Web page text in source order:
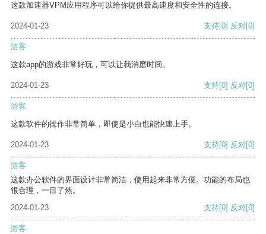
这款加速器VPM应用程序可以给你提供最高速度和安全性的连接。
2024-01-23 支持[0] 反对[0]
游客
这款app的游戏非常好玩，可以让我消磨时间。
2024-01-23 支持[0] 反对[0]
游客
这款软件的操作非常简单，即使是小白也能快速上手。
2024-01-23 支持[0] 反对[0]
游客
这款办公软件的界面设计非常简洁，使用起来非常方便。功能的布局也
很合理，一目了然。
2024-01-23
支持[0] 反对[0]
游客